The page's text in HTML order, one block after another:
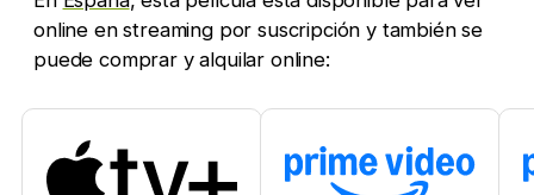
online en streaming por suscripción y también se
puede comprar y alquilar online: